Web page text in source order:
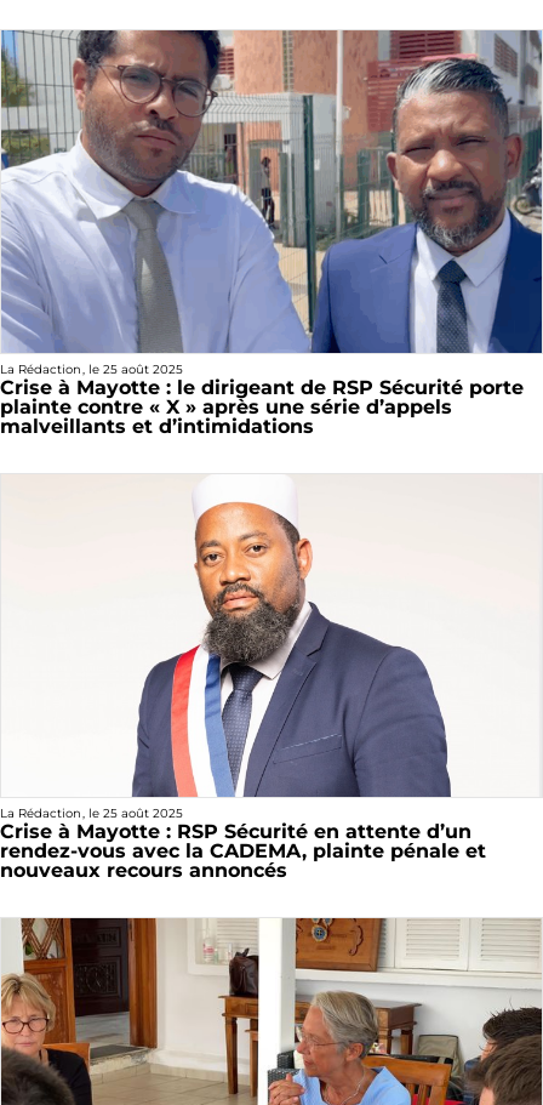
La Rédaction, le 25 août 2025
Crise à Mayotte : le dirigeant de RSP Sécurité porte
plainte contre « X » après une série d’appels
malveillants et d’intimidations
La Rédaction, le 25 août 2025
Crise à Mayotte : RSP Sécurité en attente d’un
rendez-vous avec la CADEMA, plainte pénale et
nouveaux recours annoncés